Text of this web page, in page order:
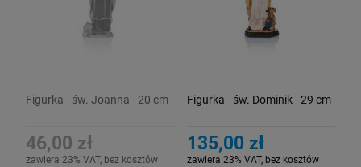
Figurka - św. Joanna - 20 cm
46,00 zł
zawiera 23% VAT, bez kosztów
Figurka - św. Dominik - 29 cm
135,00 zł
zawiera 23% VAT, bez kosztów